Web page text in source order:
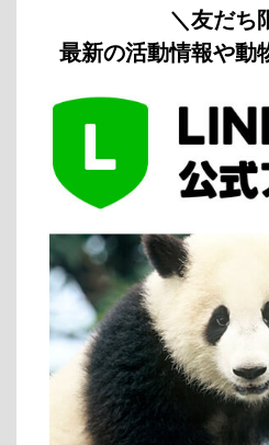
＼友だち
最新の活動情報や動